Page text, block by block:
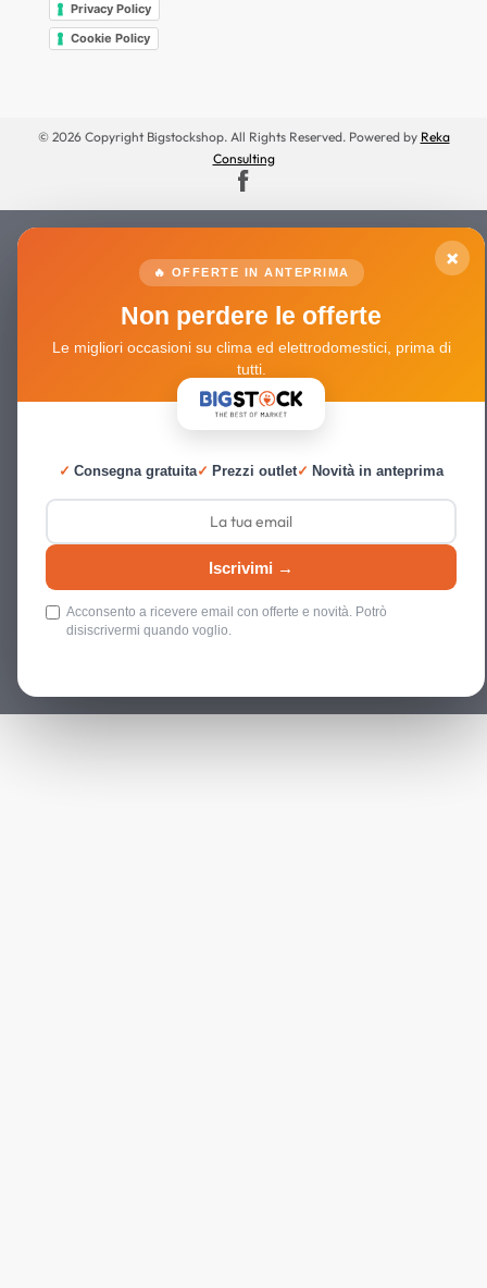
Privacy Policy
Cookie Policy
© 2026 Copyright Bigstockshop. All Rights Reserved. Powered by Reka
Consulting
×
🔥 OFFERTE IN ANTEPRIMA
Non perdere le offerte
Le migliori occasioni su clima ed elettrodomestici, prima di
tutti.
✓ Consegna gratuita✓ Prezzi outlet✓ Novità in anteprima
Iscrivimi →
Acconsento a ricevere email con offerte e novità. Potrò
disiscrivermi quando voglio.